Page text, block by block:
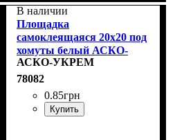
В наличии
Площадка
самоклеящаяся 20х20 под
хомуты белый АСКО-
УКРЕМ A0150090015
АСКО-УКРЕМ
78082
0.85грн
Купить